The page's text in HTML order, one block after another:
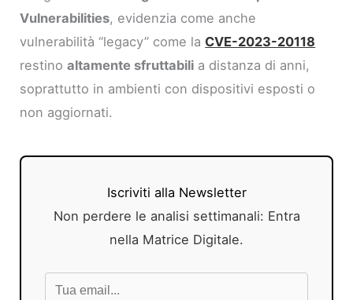
Vulnerabilities, evidenzia come anche
vulnerabilità “legacy” come laCVE-2023-20118
restinoaltamente sfruttabili a distanza di anni,
soprattutto in ambienti con dispositivi esposti o
non aggiornati.
Iscriviti alla Newsletter
Non perdere le analisi settimanali: Entra
nella Matrice Digitale.